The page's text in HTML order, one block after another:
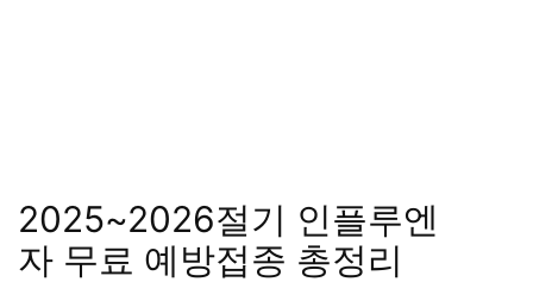
2025~2026절기 인플루엔
자 무료 예방접종 총정리